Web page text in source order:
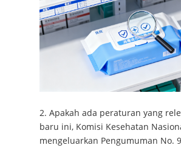
2. Apakah ada peraturan yang
baru ini, Komisi Kesehatan
mengeluarkan Pengumuman No.